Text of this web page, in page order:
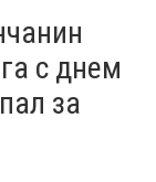
с днем
за